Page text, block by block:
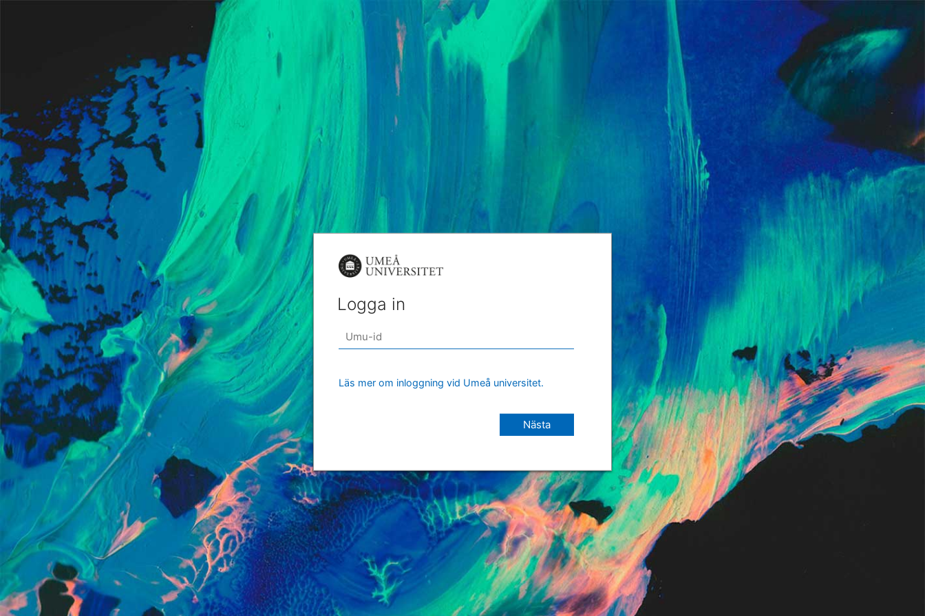
Logga in
Läs mer om inloggning vid Umeå universitet.
Nästa